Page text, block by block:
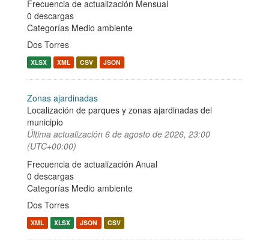
Frecuencia de actualización Mensual
0 descargas
Categorías Medio ambiente
Dos Torres
XLSX XML CSV JSON
Zonas ajardinadas
Localización de parques y zonas ajardinadas del
municipio
Última actualización 6 de agosto de 2026, 23:00
(UTC+00:00)
Frecuencia de actualización Anual
0 descargas
Categorías Medio ambiente
Dos Torres
XML XLSX JSON CSV